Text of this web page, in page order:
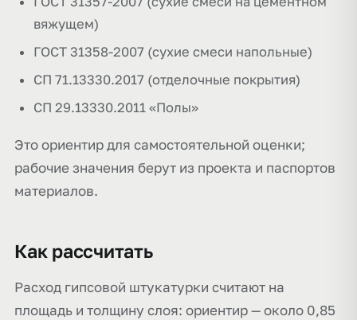
вяжущем)
ГОСТ 31358-2007 (сухие смеси напольные)
СП 71.13330.2017 (отделочные покрытия)
СП 29.13330.2011 «Полы»
Это ориентир для самостоятельной оценки;
рабочие значения берут из проекта и паспортов
материалов.
Как рассчитать
Расход гипсовой штукатурки считают на
площадь и толщину слоя: ориентир — около 0,85